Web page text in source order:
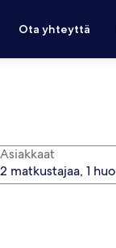
Ota yhteyttä
Asiakkaat